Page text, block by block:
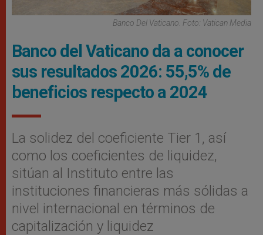
Banco Del Vaticano. Foto: Vatican Media
Banco del Vaticano da a conocer
sus resultados 2026: 55,5% de
beneficios respecto a 2024
La solidez del coeficiente Tier 1, así
como los coeficientes de liquidez,
sitúan al Instituto entre las
instituciones financieras más sólidas a
nivel internacional en términos de
capitalización y liquidez